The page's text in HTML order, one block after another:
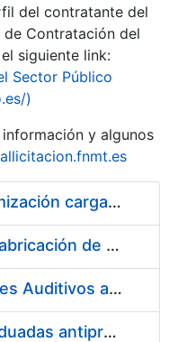
del contratante del
de Contratación del
siguiente link:
Sector Público
)
y algunos
Pliego condiciones optimización cargas compras firmado
Acuerdo marco para la fabricación de piezas
Suministro de Protectores Auditivos a medida para las personas trabajadoras de los Centros de Trabajo de Madrid y Burgos
Suministro de gafas graduadas antiproyecciones para los trabajadores de la FNMT-RCM en los centros de trabajo de Madrid y Burgos